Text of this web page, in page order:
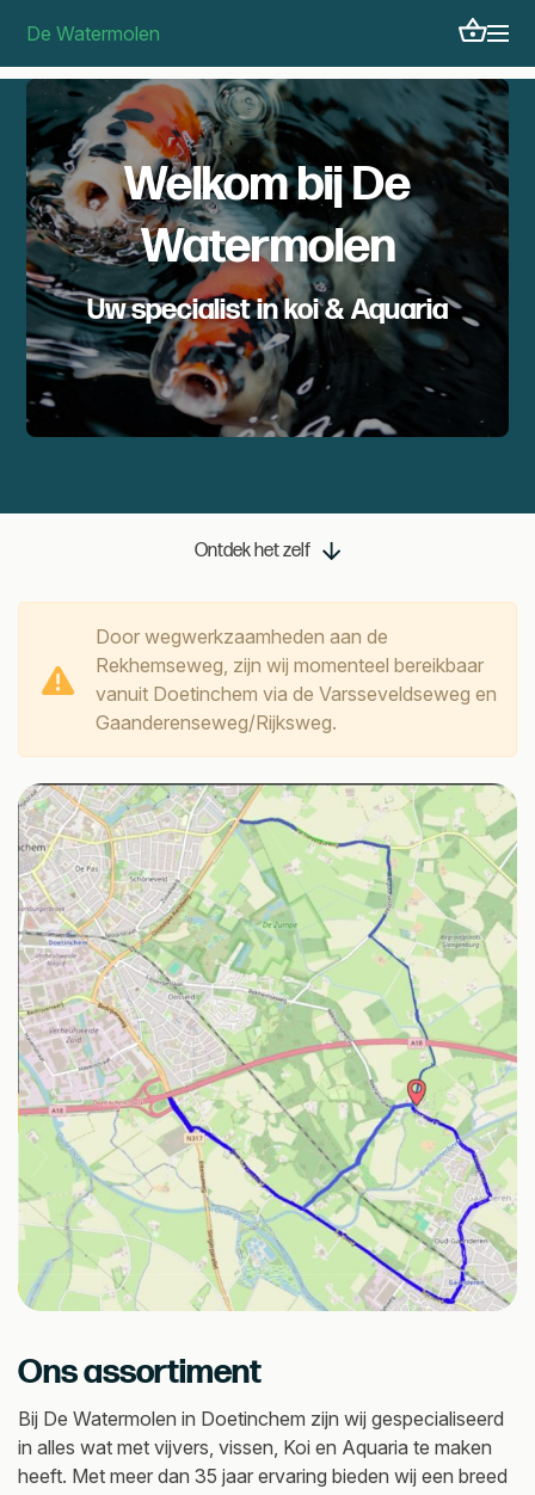
De Watermolen
Welkom bij De
Watermolen
Uw specialist in koi & Aquaria
Ontdek het zelf
Door wegwerkzaamheden aan de
Rekhemseweg, zijn wij momenteel bereikbaar
vanuit Doetinchem via de Varsseveldseweg en
Gaanderenseweg/Rijksweg.
Ons assortiment
Bij De Watermolen in Doetinchem zijn wij gespecialiseerd
in alles wat met vijvers, vissen, Koi en Aquaria te maken
heeft. Met meer dan 35 jaar ervaring bieden wij een breed